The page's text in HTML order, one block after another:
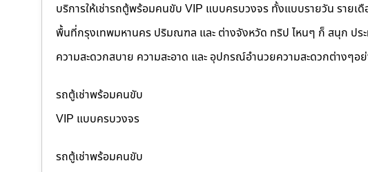
บริการให้เช่ารถตู้พร้อมคนขับ VIP แบบครบวงจร ทั้งแบบรายวัน รายเ
พื้นที่กรุงเทพมหานคร ปริมณฑล และ ต่างจังหวัด ทริป ไหนๆ ก็ สนุก ประ
ความสะดวกสบาย ความสะอาด และ อุปกรณ์อำนวยความสะดวกต่างๆอ
รถตู้เช่าพร้อมคนขับ
VIP แบบครบวงจร
รถตู้เช่าพร้อมคนขับ